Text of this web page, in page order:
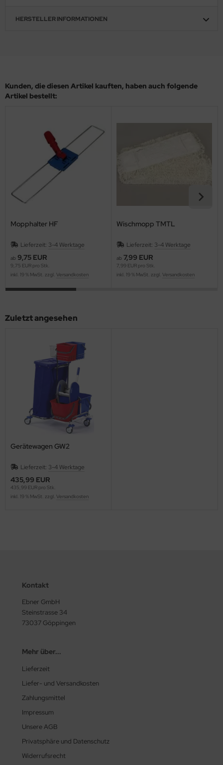
HERSTELLER INFORMATIONEN
Kunden, die diesen Artikel kauften, haben auch folgende
Artikel bestellt:
Mopphalter HF
Lieferzeit: 3-4 Werktage
ab 9,75 EUR
9,75 EUR pro Stk.
inkl. 19 % MwSt. zzgl. Versandkosten
Wischmopp TMTL
Lieferzeit: 3-4 Werktage
ab 7,99 EUR
7,99 EUR pro Stk.
inkl. 19 % MwSt. zzgl. Versandkosten
Zuletzt angesehen
Gerätewagen GW2
Lieferzeit: 3-4 Werktage
435,99 EUR
435,99 EUR pro Stk.
inkl. 19 % MwSt. zzgl. Versandkosten
Kontakt
Ebner GmbH
Steinstrasse 34
73037 Göppingen
Mehr über...
Lieferzeit
Liefer- und Versandkosten
Zahlungsmittel
Impressum
Unsere AGB
Privatsphäre und Datenschutz
Widerrufsrecht